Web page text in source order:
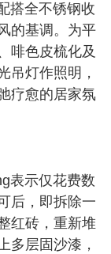
搭全不锈钢收
的基调。为平
啡色皮梳化及
吊灯作照明，
疗愈的居家氛
表示仅花费数
后，即拆除一
红砖，重新堆
多层固沙漆，